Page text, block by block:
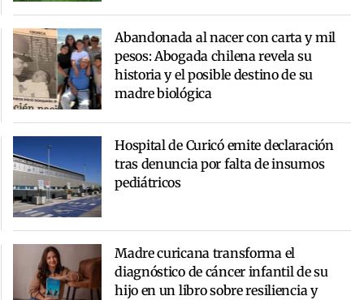
Abandonada al nacer con carta y mil
pesos: Abogada chilena revela su
historia y el posible destino de su
madre biológica
Hospital de Curicó emite declaración
tras denuncia por falta de insumos
pediátricos
Madre curicana transforma el
diagnóstico de cáncer infantil de su
hijo en un libro sobre resiliencia y